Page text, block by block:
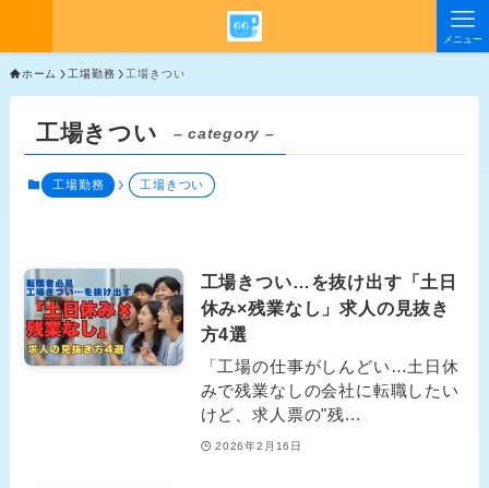
メニュー
ホーム 工場勤務 工場きつい
工場きつい – category –
工場勤務 工場きつい
工場きつい…を抜け出す「土日
休み×残業なし」求人の見抜き
方4選
「工場の仕事がしんどい…土日休
みで残業なしの会社に転職したい
けど、求人票の"残...
2026年2月16日